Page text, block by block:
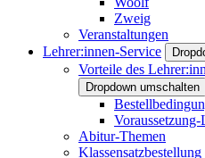
Zweig
Veranstaltungen
Lehrer:innen-Service
Vorteile des
Dropdown umschalten
Abitur-Themen
Klassensatzbestellung